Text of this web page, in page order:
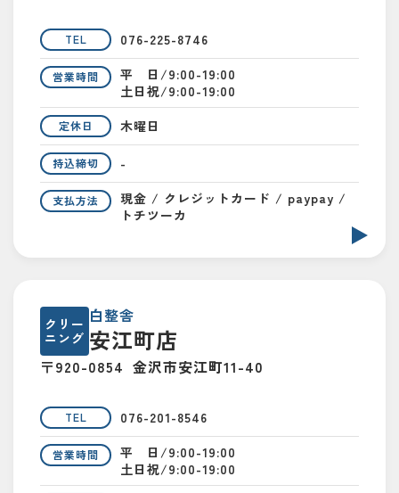
TEL 076-225-8746
営業時間
平 日/9:00-19:00
土日祝/9:00-19:00
定休日 木曜日
持込締切 -
支払方法
現金 / クレジットカード / paypay /
トチツーカ
クリー
ニング
白整舎
安江町店
〒920-0854 金沢市安江町11-40
TEL 076-201-8546
営業時間
平 日/9:00-19:00
土日祝/9:00-19:00